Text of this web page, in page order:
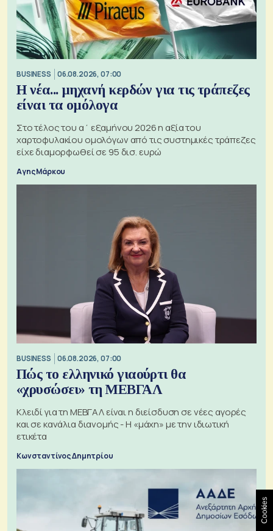
BUSINESS 06.08.2026, 07:00
Η νέα... μηχανή κερδών για τις τράπεζες
είναι τα ομόλογα
Στο τέλος του α΄ εξαμήνου 2026 η αξία του
χαρτοφυλακίου ομολόγων από τις συστημικές τράπεζες
είχε διαμορφωθεί σε 95 δισ. ευρώ
Αγης Μάρκου
BUSINESS 06.08.2026, 07:00
Πώς το ελληνικό γιαούρτι θα
«χρυσώσει» τη ΜΕΒΓΑΛ
Κλειδί για τη ΜΕΒΓΑΛ είναι η διείσδυση σε νέες αγορές
και σε κανάλια διανομής - Η «μάχη» με την ιδιωτική
ετικέτα
Κωνσταντίνος Δημητρίου
Cookies